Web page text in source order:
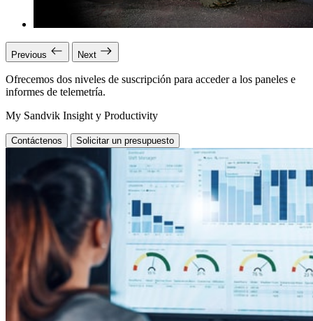
Previous Next
Ofrecemos dos niveles de suscripción para acceder a los paneles e
informes de telemetría.
My Sandvik Insight y Productivity
Contáctenos Solicitar un presupuesto